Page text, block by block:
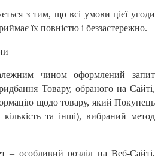
з тим, що всі умови цієї угоди
їх повністю і беззастережно.
чином оформлений запит
Товару, обраного на Сайті,
щодо товару, який Покупець
та інші), вибраний метод
– особливий розділ на Веб-Сайті,